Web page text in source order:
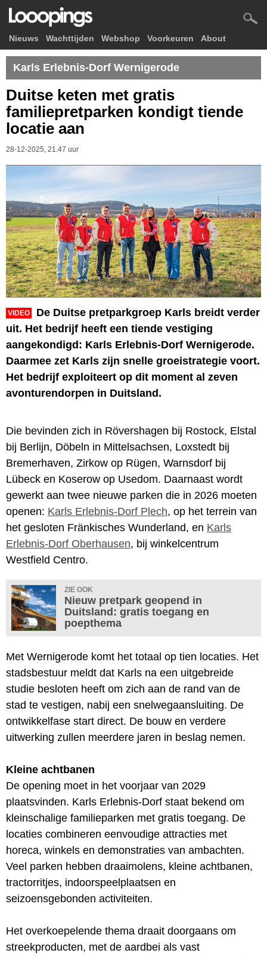
Nieuws Wachttijden Webshop Voorkeuren About
Karls Erlebnis-Dorf Wernigerode
Duitse keten met gratis
familiepretparken kondigt tiende
locatie aan
28-12-2025, 21.47 uur
VIDEO
De Duitse pretparkgroep Karls breidt verder
uit. Het bedrijf heeft een tiende vestiging
aangekondigd: Karls Erlebnis-Dorf Wernigerode.
Daarmee zet Karls zijn snelle groeistrategie voort.
Het bedrijf exploiteert op dit moment al zeven
avonturendorpen in Duitsland.
Die bevinden zich in Rövershagen bij Rostock, Elstal
bij Berlijn, Döbeln in Mittelsachsen, Loxstedt bij
Bremerhaven, Zirkow op Rügen, Warnsdorf bij
Lübeck en Koserow op Usedom. Daarnaast wordt
gewerkt aan twee nieuwe parken die in 2026 moeten
openen: Karls Erlebnis-Dorf Plech, op het terrein van
het gesloten Fränkisches Wunderland, en Karls
Erlebnis-Dorf Oberhausen, bij winkelcentrum
Westfield Centro.
ZIE OOK
Nieuw pretpark geopend in
Duitsland: gratis toegang en
poepthema
Met Wernigerode komt het totaal op tien locaties. Het
stadsbestuur meldt dat Karls na een uitgebreide
studie besloten heeft om zich aan de rand van de
stad te vestigen, nabij een snelwegaansluiting. De
ontwikkelfase start direct. De bouw en verdere
uitwerking zullen meerdere jaren in beslag nemen.
Kleine achtbanen
De opening moet in het voorjaar van 2029
plaatsvinden. Karls Erlebnis-Dorf staat bekend om
kleinschalige familieparken met gratis toegang. De
locaties combineren eenvoudige attracties met
horeca, winkels en demonstraties van ambachten.
Veel parken hebben draaimolens, kleine achtbanen,
tractorritjes, indoorspeelplaatsen en
seizoensgebonden activiteiten.
Het overkoepelende thema draait doorgaans om
streekproducten, met de aardbei als vast